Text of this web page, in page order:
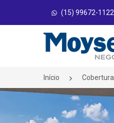
(15) 99672-1122
Página inicial
Início